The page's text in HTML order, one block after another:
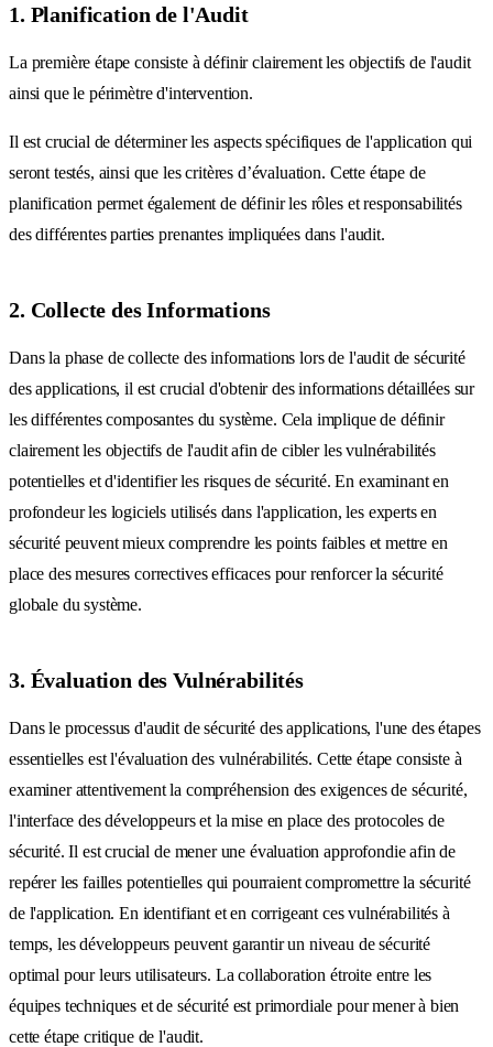
1. Planification de l'Audit
La première étape consiste à définir clairement les objectifs de l'audit
ainsi que le périmètre d'intervention.
Il est crucial de déterminer les aspects spécifiques de l'application qui
seront testés, ainsi que les critères d’évaluation. Cette étape de
planification permet également de définir les rôles et responsabilités
des différentes parties prenantes impliquées dans l'audit.
2. Collecte des Informations
Dans la phase de collecte des informations lors de l'audit de sécurité
des applications, il est crucial d'obtenir des informations détaillées sur
les différentes composantes du système. Cela implique de définir
clairement les objectifs de l'audit afin de cibler les vulnérabilités
potentielles et d'identifier les risques de sécurité. En examinant en
profondeur les logiciels utilisés dans l'application, les experts en
sécurité peuvent mieux comprendre les points faibles et mettre en
place des mesures correctives efficaces pour renforcer la sécurité
globale du système.
3. Évaluation des Vulnérabilités
Dans le processus d'audit de sécurité des applications, l'une des étapes
essentielles est l'évaluation des vulnérabilités. Cette étape consiste à
examiner attentivement la compréhension des exigences de sécurité,
l'interface des développeurs et la mise en place des protocoles de
sécurité. Il est crucial de mener une évaluation approfondie afin de
repérer les failles potentielles qui pourraient compromettre la sécurité
de l'application. En identifiant et en corrigeant ces vulnérabilités à
temps, les développeurs peuvent garantir un niveau de sécurité
optimal pour leurs utilisateurs. La collaboration étroite entre les
équipes techniques et de sécurité est primordiale pour mener à bien
cette étape critique de l'audit.